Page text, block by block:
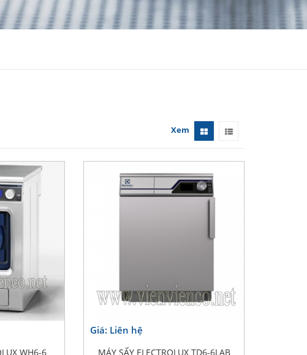
Xem
WH6-6
Giá: Liên hệ
MÁY SẤY ELECTROLUX TD6-6LAB